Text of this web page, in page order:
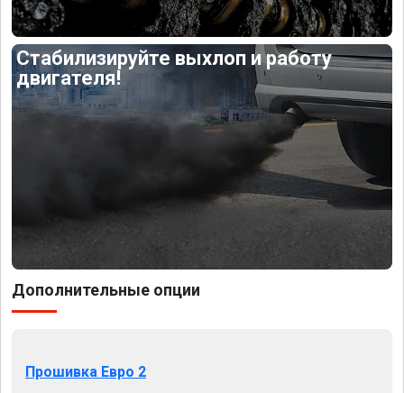
Стабилизируйте выхлоп и работу
двигателя!
Дополнительные опции
Прошивка Евро 2